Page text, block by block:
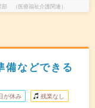
（医療福祉介護関連）
備などできる
が休み 残業なし